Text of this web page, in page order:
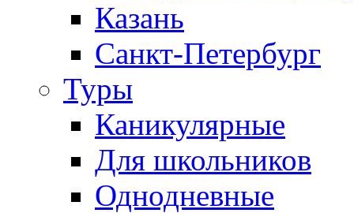
Казань
Санкт-Петербург
Туры
Каникулярные
Для школьников
Однодневные